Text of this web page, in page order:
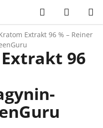
Suchen
Extrakt 96 % – Reiner
96